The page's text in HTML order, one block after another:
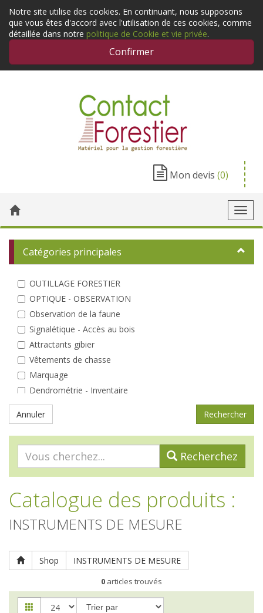
Notre site utilise des cookies. En continuant, nous supposons
que vous êtes d'accord avec l'utilisation de ces cookies, comme
détaillée dans notre politique de Cookie et vie privée.
Confirmer
Mon devis (0)
Catégories principales
OUTILLAGE FORESTIER
OPTIQUE - OBSERVATION
Observation de la faune
Signalétique - Accès au bois
Attractants gibier
Vêtements de chasse
Marquage
Dendrométrie - Inventaire
Elagage - Taille
Coin du bûcheron
Débardage
Entretien des peuplements
Analyse
Protections individuelles
Tuteurs - Piquets
Clôtures
Protection de la tête / visage
Vêtements haut du corps
Vêtements bas du corps
Chaussures
Annuler
Recherchez
Catalogue des produits :
INSTRUMENTS DE MESURE
Shop INSTRUMENTS DE MESURE
0 articles trouvés